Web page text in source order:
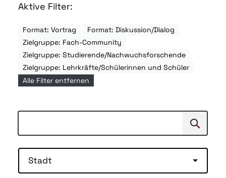
Aktive Filter:
Format: Vortrag
Format: Diskussion/Dialog
Zielgruppe: Fach-Community
Zielgruppe: Studierende/Nachwuchsforschende
Zielgruppe: Lehrkräfte/Schülerinnen und Schüler
Alle Filter entfernen
Suchen
Stadt